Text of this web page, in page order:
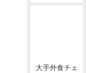
大手外食チェ